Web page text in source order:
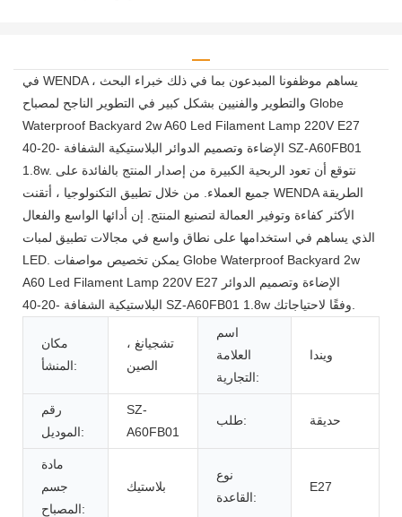
في WENDA ، يساهم موظفونا المبدعون بما في ذلك خبراء البحث
والتطوير والفنيين بشكل كبير في التطوير الناجح لمصباح Globe
Waterproof Backyard 2w A60 Led Filament Lamp 220V E27
الإضاءة وتصميم الدوائر البلاستيكية الشفافة -20-40 SZ-A60FB01
1.8w. نتوقع أن تعود الربحية الكبيرة من إصدار المنتج بالفائدة على
جميع العملاء. من خلال تطبيق التكنولوجيا ، أتقنت WENDA الطريقة
الأكثر كفاءة وتوفير العمالة لتصنيع المنتج. إن أدائها الواسع والفعال
الذي يساهم في استخدامها على نطاق واسع في مجالات تطبيق لمبات
LED. يمكن تخصيص مواصفات Globe Waterproof Backyard 2w
A60 Led Filament Lamp 220V E27 الإضاءة وتصميم الدوائر
مكان
المنشأ:
تشجيانغ ،
الصين
اسم
العلامة
التجارية:
ويندا
رقم
الموديل:
SZ-
A60FB01
طلب: حديقة
مادة
جسم
المصباح:
بلاستيك
نوع
القاعدة:
E27